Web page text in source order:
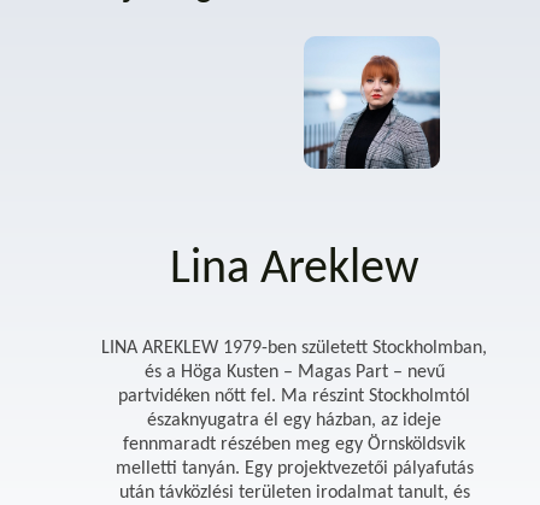
Lina Areklew
LINA AREKLEW 1979-ben született Stockholmban,
és a Höga Kusten – Magas Part – nevű
partvidéken nőtt fel. Ma részint Stockholmtól
északnyugatra él egy házban, az ideje
fennmaradt részében meg egy Örnsköldsvik
melletti tanyán. Egy projektvezetői pályafutás
után távközlési területen irodalmat tanult, és